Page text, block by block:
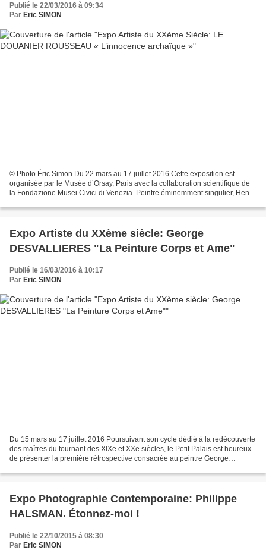
Publié le 22/03/2016 à 09:34
Par Eric SIMON
© Photo Éric Simon Du 22 mars au 17 juillet 2016 Cette exposition est
organisée par le Musée d’Orsay, Paris avec la collaboration scientifique de
la Fondazione Musei Civici di Venezia. Peintre éminemment singulier, Henri
Expo Artiste du XXème siècle: George
DESVALLIERES "La Peinture Corps et Ame"
Publié le 16/03/2016 à 10:17
Par Eric SIMON
Du 15 mars au 17 juillet 2016 Poursuivant son cycle dédié à la redécouverte
des maîtres du tournant des XIXe et XXe siècles, le Petit Palais est heureux
de présenter la première rétrospective consacrée au peintre George
Expo Photographie Contemporaine: Philippe
HALSMAN. Étonnez-moi !
Publié le 22/10/2015 à 08:30
Par Eric SIMON